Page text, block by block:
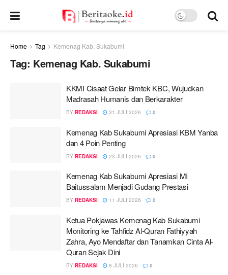
Home Tag Kemenag Kab. Sukabumi
Tag: Kemenag Kab. Sukabumi
KKMI Cisaat Gelar Bimtek KBC, Wujudkan
Madrasah Humanis dan Berkarakter
BY REDAKSI 31 JULI 2026 0
Kemenag Kab Sukabumi Apresiasi KBM Yanba
dan 4 Poin Penting
BY REDAKSI 23 JULI 2026 0
Kemenag Kab Sukabumi Apresiasi MI
Baitussalam Menjadi Gudang Prestasi
BY REDAKSI 11 JULI 2026 0
Ketua Pokjawas Kemenag Kab Sukabumi
Monitoring ke Tahfidz Al-Quran Fathiyyah
Zahra, Ayo Mendaftar dan Tanamkan Cinta Al-
Quran Sejak Dini
BY REDAKSI 8 JULI 2026 0